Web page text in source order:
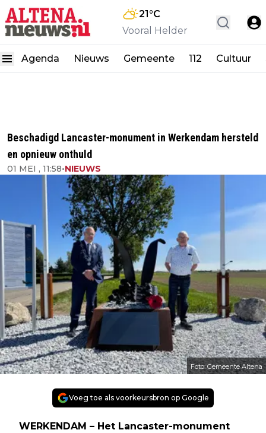
21°C
Vooral Helder
Agenda Nieuws Gemeente 112 Cultuur
Beschadigd Lancaster-monument in Werkendam hersteld
en opnieuw onthuld
01 MEI , 11:58•NIEUWS
Foto: Gemeente Altena
Voeg toe als voorkeursbron op Google
WERKENDAM – Het Lancaster-monument